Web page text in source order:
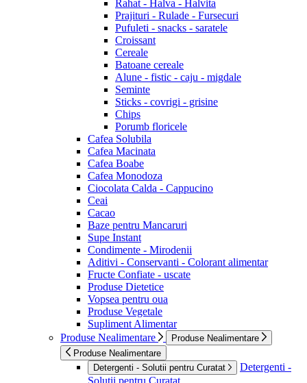
Rahat - Halva - Halvita
Prajituri - Rulade - Fursecuri
Pufuleti - snacks - saratele
Croissant
Cereale
Batoane cereale
Alune - fistic - caju - migdale
Seminte
Sticks - covrigi - grisine
Chips
Porumb floricele
Cafea Solubila
Cafea Macinata
Cafea Boabe
Cafea Monodoza
Ciocolata Calda - Cappucino
Ceai
Cacao
Baze pentru Mancaruri
Supe Instant
Condimente - Mirodenii
Aditivi - Conservanti - Colorant alimentar
Fructe Confiate - uscate
Produse Dietetice
Vopsea pentru oua
Produse Vegetale
Supliment Alimentar
Produse Nealimentare
Produse Nealimentare
Produse Nealimentare
Detergenti - Solutii pentru Curatat
Detergenti -